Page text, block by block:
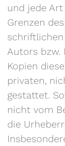
und jede
Grenzen
Autors bzw.
Kopien
privaten,
gestattet.
nicht vom
die